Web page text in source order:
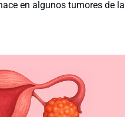
en algunos tumores de la